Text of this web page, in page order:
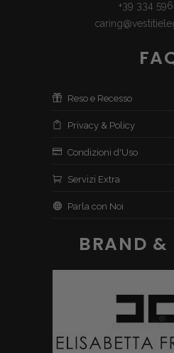
+39 334
Reso e Recesso
Privacy & Policy
Condizioni d'Uso
Servizi Extra
Parla con Noi
BRAND &